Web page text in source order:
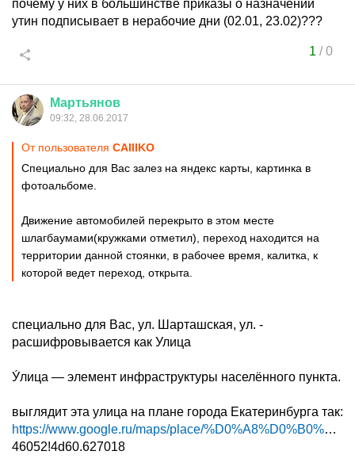
почему у них в большинстве приказы о назначении
утин подписывает в нерабочие дни (02.01, 23.02)???
1 /0
Мартьянов
09:32, 28.06.2017
От пользователя CAIIIKO
Специально для Вас залез на яндекс карты, картинка в
фотоальбоме.
Движение автомобилей перекрыто в этом месте
шлагбаумами(кружками отметил), переход находится на
территории данной стоянки, в рабочее время, калитка, к
которой ведет переход, открыта.
специально для Вас, ул. Шарташская, ул. -
расшифровывается как Улица
У́лица — элемент инфраструктуры населённого пункта.
выглядит эта улица на плане города Екатеринбурга так:
https://www.google.ru/maps/place/%D0%A8%D0%B0%D1%8...
46052!4d60.627018